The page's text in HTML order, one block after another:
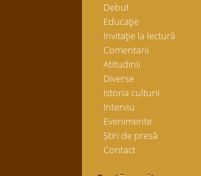
Debut
Educaţie
Invitaţie la lectură
Comentarii
Atitudinii
Diverse
Istoria culturii
Interviu
Evenimente
Știri de presă
Contact